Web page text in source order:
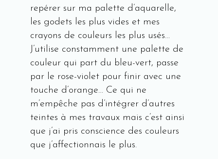
repérer sur ma palette d’aquarelle,
les godets les plus vides et mes
crayons de couleurs les plus usés…
J’utilise constamment une palette de
couleur qui part du bleu-vert, passe
par le rose-violet pour finir avec une
touche d’orange… Ce qui ne
m’empêche pas d’intégrer d’autres
teintes à mes travaux mais c’est ainsi
que j’ai pris conscience des couleurs
que j’affectionnais le plus.